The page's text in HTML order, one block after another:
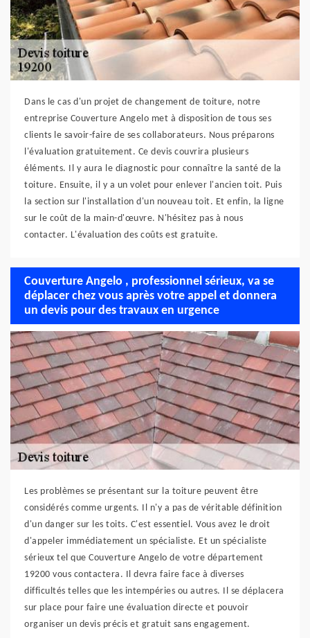
Dans le cas d'un projet de changement de toiture, notre
entreprise Couverture Angelo met à disposition de tous ses
clients le savoir-faire de ses collaborateurs. Nous préparons
l'évaluation gratuitement. Ce devis couvrira plusieurs
éléments. Il y aura le diagnostic pour connaître la santé de la
toiture. Ensuite, il y a un volet pour enlever l'ancien toit. Puis
la section sur l'installation d'un nouveau toit. Et enfin, la ligne
sur le coût de la main-d'œuvre. N'hésitez pas à nous
contacter. L'évaluation des coûts est gratuite.
Couverture Angelo , professionnel sérieux, va se
déplacer chez vous après votre appel et donnera
un devis pour des travaux en urgence
Les problèmes se présentant sur la toiture peuvent être
considérés comme urgents. Il n'y a pas de véritable définition
d'un danger sur les toits. C'est essentiel. Vous avez le droit
d'appeler immédiatement un spécialiste. Et un spécialiste
sérieux tel que Couverture Angelo de votre département
19200 vous contactera. Il devra faire face à diverses
difficultés telles que les intempéries ou autres. Il se déplacera
sur place pour faire une évaluation directe et pouvoir
organiser un devis précis et gratuit sans engagement.